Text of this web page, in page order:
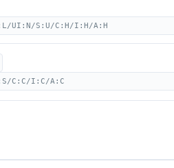
UI:N/S:U/C:H/I:H/A:H
C:C/I:C/A:C